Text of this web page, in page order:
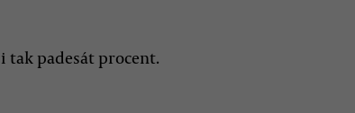
tak padesát procent.